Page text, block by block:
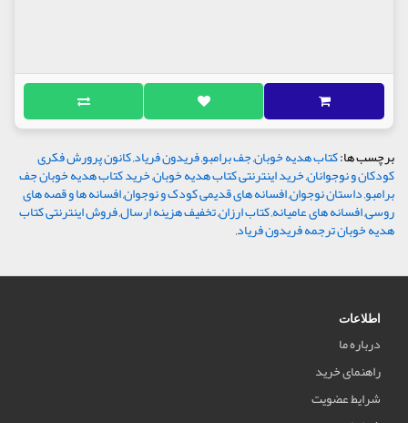
برچسب ها:کتاب هدیه خوبان,جف برامبو,فریدون فریاد,کانون پرورش فکری
کودکان و نوجوانان,خرید اینترنتی کتاب هدیه خوبان,خرید کتاب هدیه خوبان جف
برامبو,داستان نوجوان,افسانه های قدیمی کودک و نوجوان,افسانه ها و قصه های
روسی,افسانه های عامیانه,کتاب ارزان,تخفیف هزینه ارسال,فروش اینترنتی کتاب
هدیه خوبان ترجمه فریدون فریاد,
اطلاعات
درباره ما
راهنمای خرید
شرایط عضویت